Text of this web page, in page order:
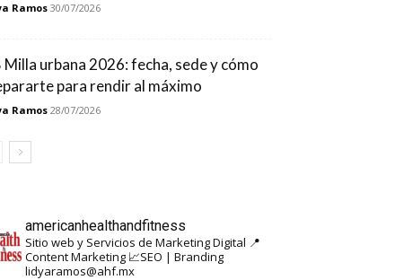
Ramos30/07/2026
Milla urbana 2026: fecha, sede y cómo
para rendir al máximo
Ramos28/07/2026
americanhealthandfitness
Sitio web y Servicios de Marketing Digital 📍
Content Marketing 📈SEO | Branding
lidyaramos@ahf.mx